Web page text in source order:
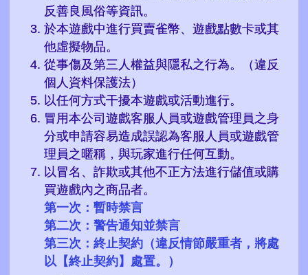
反善良風俗等資訊。
於本遊戲中進行買賣雀幣、遊戲點數卡或其
他虛擬物品。
從事傷及第三人權益與隱私之行為。（違反
個人資料保護法）
以任何方式干擾本遊戲或活動進行。
冒用本公司遊戲客服人員或遊戲管理員之身
分或申請容易造成誤認為客服人員或遊戲管
理員之暱稱，與玩家進行任何互動。
以冒名、詐欺或其他不正方法進行儲值或購
買遊戲內之商品者。
第一次：暫時禁言
第二次：警告通知並禁言
第三次：終止契約（違反情節嚴重者，將處
以【終止契約】處置。）